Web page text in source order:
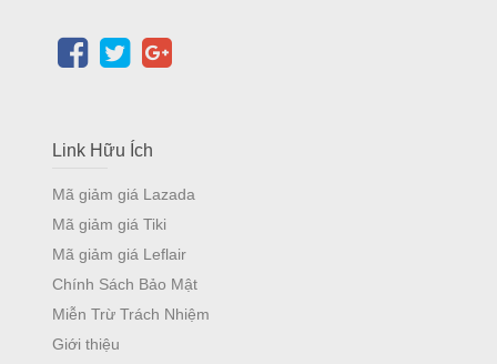
Link Hữu Ích
Mã giảm giá Lazada
Mã giảm giá Tiki
Mã giảm giá Leflair
Chính Sách Bảo Mật
Miễn Trừ Trách Nhiệm
Giới thiệu